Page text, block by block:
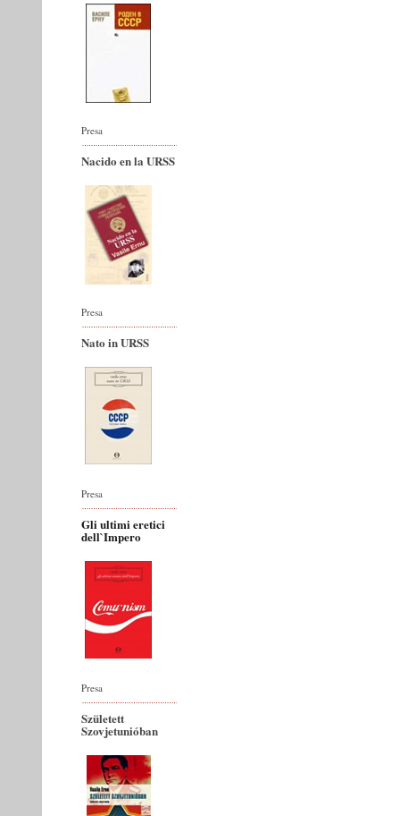
Presa
Nacido en la URSS
Presa
Nato in URSS
Presa
Gli ultimi eretici
dell`Impero
Presa
Született
Szovjetunióban